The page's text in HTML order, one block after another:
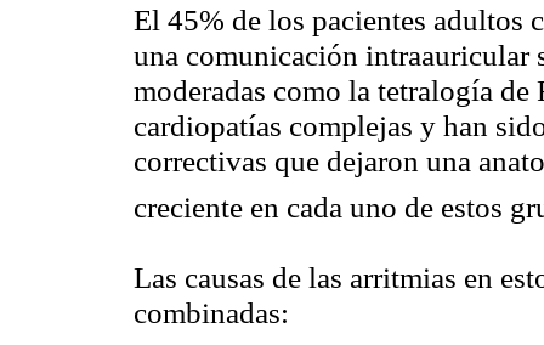
El 45% de los pacientes adultos
una comunicación intraauricular
moderadas como la tetralogía
cardiopatías complejas y han
correctivas que dejaron una
creciente en cada uno de estos
Las causas de las arritmias en
combinadas: